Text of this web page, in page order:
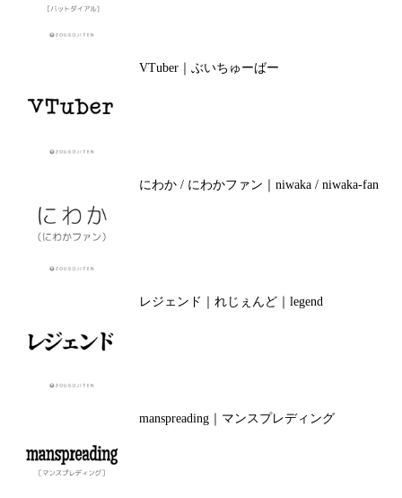
VTuber｜ぶいちゅーばー
にわか / にわかファン｜niwaka / niwaka-fan
レジェンド｜れじぇんど｜legend
manspreading｜マンスプレディング